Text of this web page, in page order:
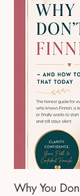
Why You